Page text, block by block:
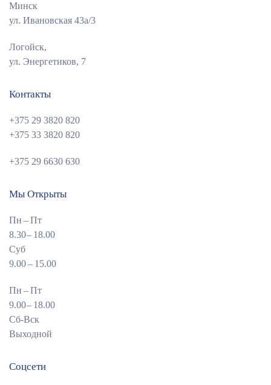
Минск
ул. Ивановская 43а/3
Логойск,
ул. Энергетиков, 7
Контакты
+375 29 3820 820
+375 33 3820 820
+375 29 6630 630
Мы Открыты
Пн – Пт
8.30 – 18.00
Суб
9.00 – 15.00
Пн – Пт
9.00 – 18.00
Сб-Вск
Выходной
Соцсети